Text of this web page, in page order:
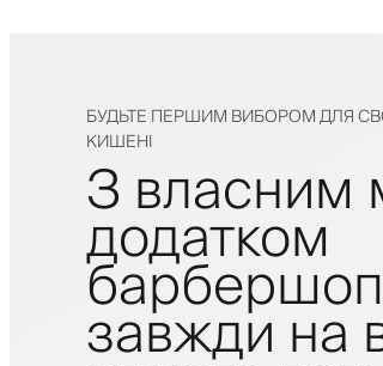
БУДЬТЕ ПЕРШИМ ВИБОРОМ ДЛЯ
КИШЕНІ
З власним
додатком
завжди на